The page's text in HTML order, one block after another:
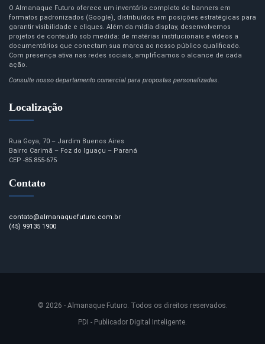
O Almanaque Futuro oferece um inventário completo de banners em
formatos padronizados (Google), distribuídos em posições estratégicas para
garantir visibilidade e cliques. Além da mídia display, desenvolvemos
projetos de conteúdo sob medida: de matérias institucionais e vídeos a
documentários que conectam sua marca ao nosso público qualificado.
Com presença ativa nas redes sociais, amplificamos o alcance de cada
ação.
Consulte nosso departamento comercial para propostas personalizadas.
Localização
Rua Goya, 70 – Jardim Buenos Aires
Bairro Carimã – Foz do Iguaçu – Paraná
CEP -85.855-675
Contato
contato@almanaquefuturo.com.br
(45) 99135 1900
© 2026 - Almanaque Futuro. Todos os direitos reservados.
PDI - Publicador Digital Inteligente.